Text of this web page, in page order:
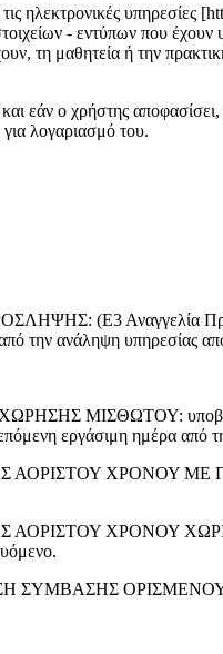
ηλεκτρονικές
- εντύπων που
τη μαθητεία ή την
εάν ο χρήστης
λογαριασμό του.
(Ε3 Αναγγελία
την ανάληψη υπηρεσίας
υποβάλλεται
εργάσιμη ημέρα
ΧΡΟΝΟΥ ΜΕ
ΧΡΟΝΟΥ ΧΩΡΙΣ
ΟΡΙΣΜΕΝΟΥ